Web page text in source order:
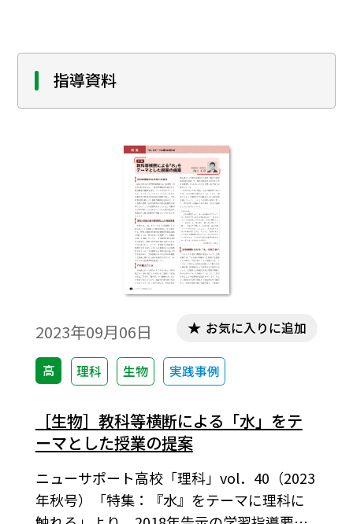
指導資料
2023年09月06日
高 理科 生物 実践事例
お気に入りに追加
［生物］教科等横断による「水」をテ
ーマとした授業の提案
ニューサポート高校「理科」vol．40（2023
年秋号）「特集：『水』をテーマに理科に